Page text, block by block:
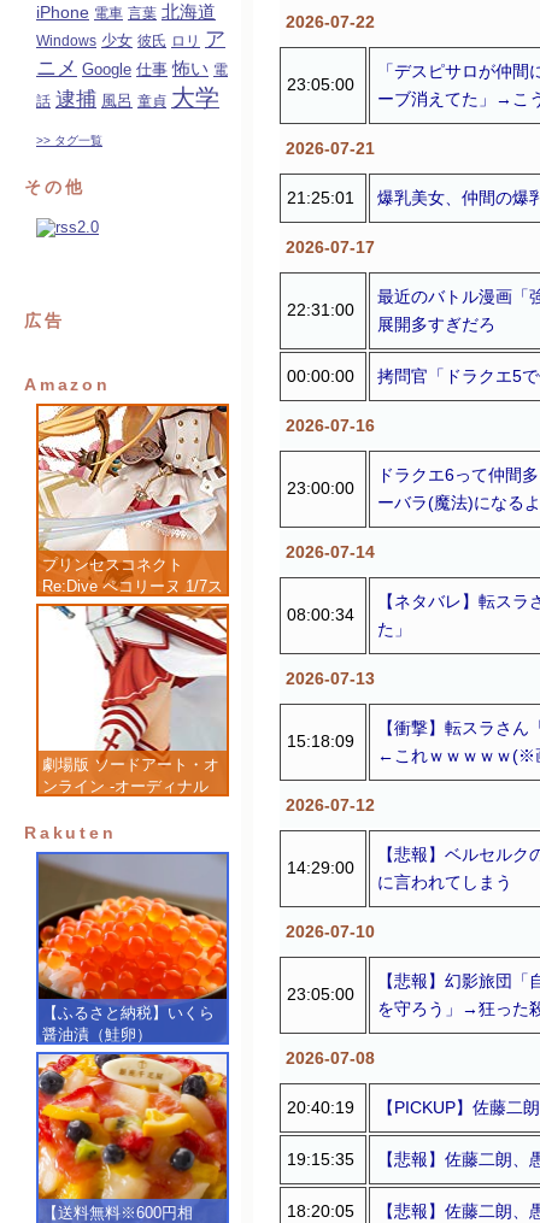
iPhone 電車 言葉 北海道
Windows 少女 彼氏 ロリ
ア
ニメ Google 仕事 怖い 電
話 逮捕 風呂 童貞 大学
>> タグ一覧
その他
広告
Amazon
プリンセスコネクト
Re:Dive ペコリーヌ 1/7ス
ケール 塗装済み完成品フ
ィギュア
劇場版 ソードアート・オ
ンライン -オーディナル
成品フィギュア
Rakuten
【ふるさと納税】いくら
醤油漬（鮭卵）
【500g（250g×2）】
【送料無料※600円相
2026-07-22
23:05:00
「デスピサロが仲
ーブ消えてた」→こ
2026-07-21
21:25:01 爆乳美女、仲間の爆
2026-07-17
22:31:00
最近のバトル漫画
展開多すぎだろ
00:00:00 拷問官「ドラクエ5
2026-07-16
23:00:00
ドラクエ6って仲間
ーバラ(魔法)になる
2026-07-14
08:00:34
【ネタバレ】転ス
た」
2026-07-13
15:18:09
【衝撃】転スラさ
←これｗｗｗｗｗ(※
2026-07-12
14:29:00
【悲報】ベルセル
に言われてしまう
2026-07-10
23:05:00
【悲報】幻影旅団
を守ろう」→狂った
2026-07-08
20:40:19 【PICKUP】佐藤二
19:15:35 【悲報】佐藤二朗
18:20:05 【悲報】佐藤二朗